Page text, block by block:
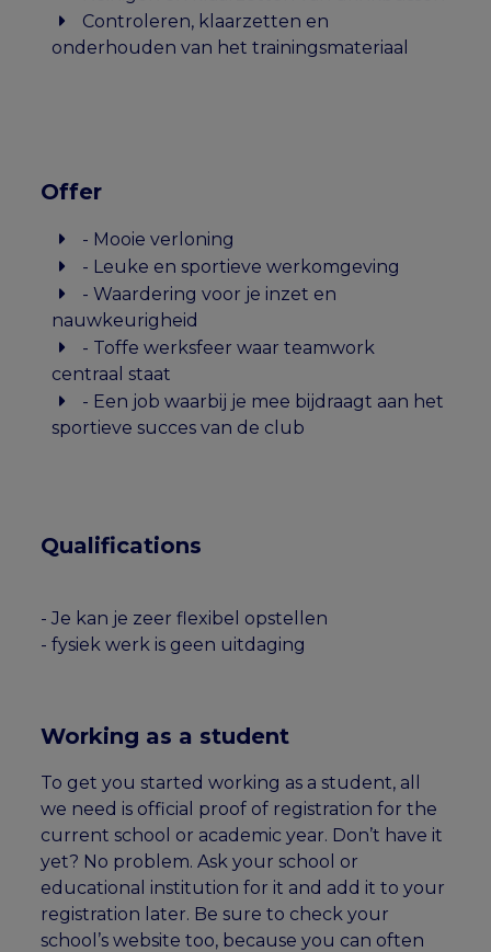
Controleren, klaarzetten en
onderhouden van het trainingsmateriaal
Offer
- Mooie verloning
- Leuke en sportieve werkomgeving
- Waardering voor je inzet en
nauwkeurigheid
- Toffe werksfeer waar teamwork
centraal staat
- Een job waarbij je mee bijdraagt aan het
sportieve succes van de club
Qualifications
- Je kan je zeer flexibel opstellen
- fysiek werk is geen uitdaging
Working as a student
To get you started working as a student, all
we need is official proof of registration for the
current school or academic year. Don’t have it
yet? No problem. Ask your school or
educational institution for it and add it to your
registration later. Be sure to check your
school’s website too, because you can often